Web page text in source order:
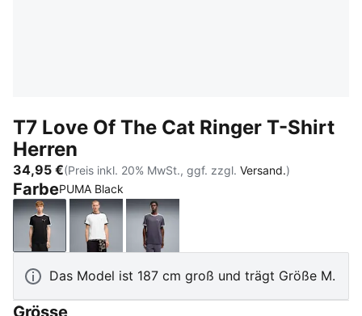
T7 Love Of The Cat Ringer T-Shirt
Herren
34,95 €(Preis inkl. 20% MwSt., ggf. zzgl. Versand.)
FarbePUMA Black
PUMA BlackPUMA WhiteInky Depths-Créme De Mint
Das Model ist 187 cm groß und trägt Größe M.
Grösse